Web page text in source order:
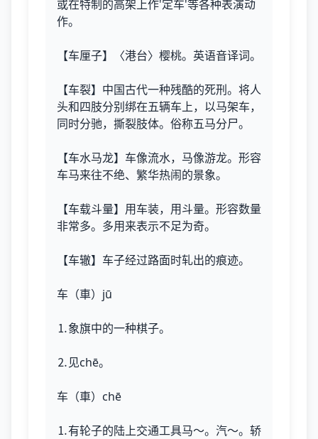
或在特制的高架上作'定车'等各种表演动
作。
【车厘子】〈港台〉樱桃。英语音译词。
【车裂】中国古代一种残酷的死刑。将人
头和四肢分别绑在五辆车上，以马架车，
同时分驰，撕裂肢体。俗称五马分尸。
【车水马龙】车像流水，马像游龙。形容
车马来往不绝、繁华热闹的景象。
【车载斗量】用车装，用斗量。形容数量
非常多。多用来表示不足为奇。
【车辙】车子经过路面时轧出的痕迹。
车（車）jū
⒈象旗中的一种棋子。
⒉见chē。
车（車）chē
⒈有轮子的陆上交通工具马～。汽～。轿